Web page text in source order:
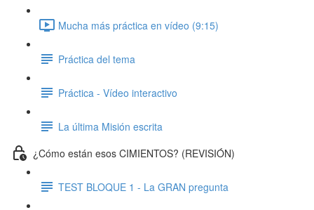
Mucha más práctica en vídeo (9:15)
Práctica del tema
Práctica - Vídeo interactivo
La última Misión escrita
¿Cómo están esos CIMIENTOS? (REVISIÓN)
TEST BLOQUE 1 - La GRAN pregunta